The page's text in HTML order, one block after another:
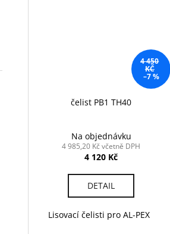
4 450
KČ
–7 %
čelist PB1 TH40
Na objednávku
4 985,20 Kč včetně DPH
4 120 Kč
DETAIL
Lisovací čelisti pro AL-PEX